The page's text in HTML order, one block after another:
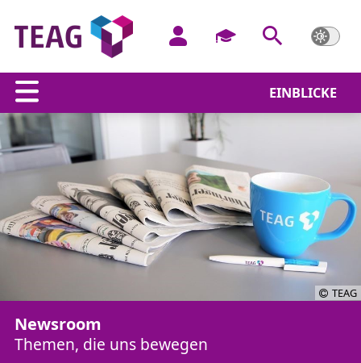
EINBLICKE
TEAG
Newsroom
Themen, die uns bewegen